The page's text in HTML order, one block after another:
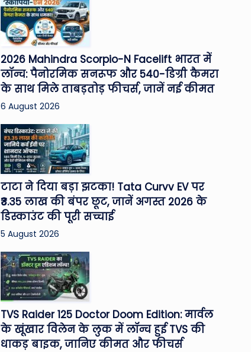
2026 Mahindra Scorpio-N Facelift भारत में
लॉन्च: पैनोरमिक सनरूफ और 540-डिग्री कैमरा
के साथ मिले ताबड़तोड़ फीचर्स, जानें नई कीमत
6 August 2026
टाटा ने दिया बड़ा झटका! Tata Curvv EV पर
₹3.35 लाख की बंपर छूट, जानें अगस्त 2026 के
डिस्काउंट की पूरी सच्चाई
5 August 2026
TVS Raider 125 Doctor Doom Edition: मार्वल
के खूंखार विलेन के लुक में लॉन्च हुई TVS की
धाकड़ बाइक, जानिए कीमत और फीचर्स